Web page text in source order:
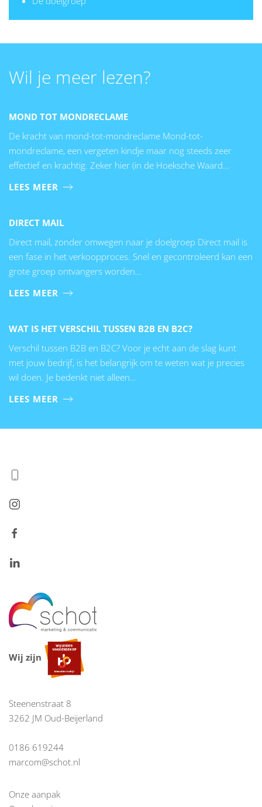
Wil je meer lezen?
MOND TOT MONDRECLAME
De kracht van mond-tot-mondreclame Mond-tot-
mondreclame, een vergeten kindje maar nog steeds zeer
effectief en krachtig. Zeker hier (in de Hoeksche Waard…
LEES MEER
DIRECT MAIL
Direct mail, zonder omwegen naar je doelgroep Direct mail is
een fase in het verkoopproces. Snel en gecontroleerd kan een
grote groep ontvangers worden…
LEES MEER
WAT IS HET VERSCHIL TUSSEN B2B EN B2C?
Verschil tussen B2B en B2C? Voor je echt aan de slag kunt
met jouw bedrijf, is het belangrijk om te weten wat je precies
wil doen. Je bedenkt niet alleen…
LEES MEER
Wij zijn
Steenenstraat 8
3262 JM Oud-Beijerland
0186 619244
marcom@schot.nl
Onze aanpak